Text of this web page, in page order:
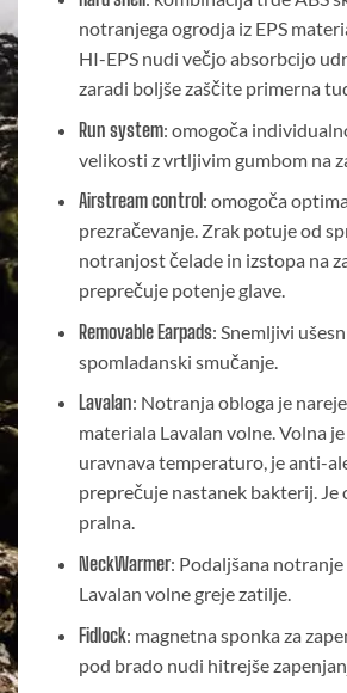
notranjega ogrodja iz EPS
HI-EPS nudi večjo absorbcijo
zaradi boljše zaščite primerna
Run system: omogoča
velikosti z vrtljivim gumbom na
Airstream control : omogoča
prezračevanje. Zrak potuje od
notranjost čelade in izstopa na
preprečuje potenje glave.
Removable Earpads: Snemljivi
spomladanski smučanje.
Lavalan: Notranja obloga je
materiala Lavalan volne. Volna
uravnava temperaturo, je anti-
preprečuje nastanek bakterij. Je
pralna.
NeckWarmer: Podaljšana notranje
Lavalan volne greje zatilje.
Fidlock: magnetna sponka za
pod brado nudi hitrejše